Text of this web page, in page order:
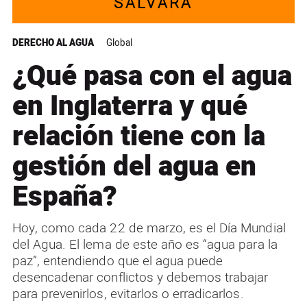
DERECHO AL AGUA Global
¿Qué pasa con el agua
en Inglaterra y qué
relación tiene con la
gestión del agua en
España?
Hoy, como cada 22 de marzo, es el Día Mundial
del Agua. El lema de este año es “agua para la
paz”, entendiendo que el agua puede
desencadenar conflictos y debemos trabajar
para prevenirlos, evitarlos o erradicarlos.